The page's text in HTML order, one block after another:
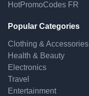
HotPromoCodes FR
Popular Categories
Clothing & Accessories
Health & Beauty
Electronics
Travel
Entertainment